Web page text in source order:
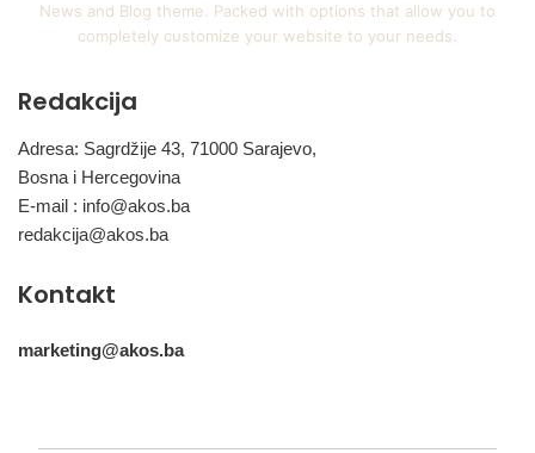
News and Blog theme. Packed with options that allow you to
completely customize your website to your needs.
Redakcija
Adresa: Sagrdžije 43, 71000 Sarajevo,
Bosna i Hercegovina
E-mail : info@akos.ba
redakcija@akos.ba
Kontakt
marketing@akos.ba